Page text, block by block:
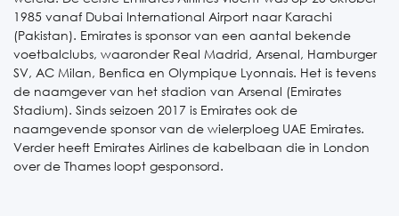
1985 vanaf Dubai International Airport naar Karachi
(Pakistan). Emirates is sponsor van een aantal bekende
voetbalclubs, waaronder Real Madrid, Arsenal, Hamburger
SV, AC Milan, Benfica en Olympique Lyonnais. Het is tevens
de naamgever van het stadion van Arsenal (Emirates
Stadium). Sinds seizoen 2017 is Emirates ook de
naamgevende sponsor van de wielerploeg UAE Emirates.
Verder heeft Emirates Airlines de kabelbaan die in London
over de Thames loopt gesponsord.